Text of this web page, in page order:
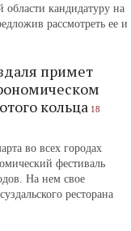
области кандидатуру на
рассмотреть ее и
примет
кольца 18
во всех городах
фестиваль
На нем свое
ресторана